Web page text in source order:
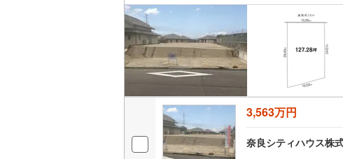
3,563万円
奈良シティハウス株